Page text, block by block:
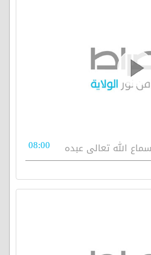
08:00